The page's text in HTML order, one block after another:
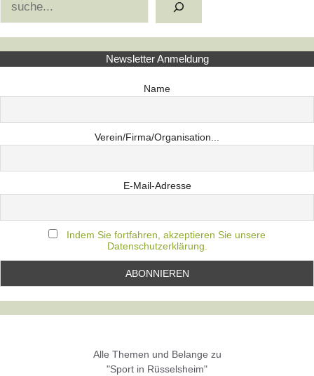
Newsletter Anmeldung
Name
Verein/Firma/Organisation...
E-Mail-Adresse
Indem Sie fortfahren, akzeptieren Sie unsere
Datenschutzerklärung.
Alle Themen und Belange zu
"Sport in Rüsselsheim"